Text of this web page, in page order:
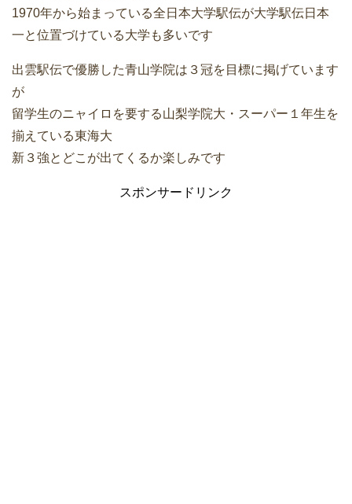
1970年から始まっている全日本大学駅伝が大学駅伝日本
一と位置づけている大学も多いです
出雲駅伝で優勝した青山学院は３冠を目標に掲げています
が
留学生のニャイロを要する山梨学院大・スーパー１年生を
揃えている東海大
新３強とどこが出てくるか楽しみです
スポンサードリンク